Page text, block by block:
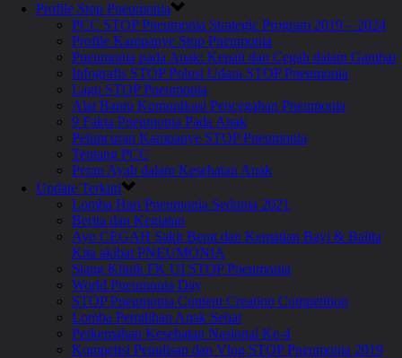
Profile Stop Pneumonia
PCC STOP Pneumonia Strategic Program 2019 – 2024
Profile Kampanye Stop Pneumonia
Pneumonia pada Anak: Kenali dan Cegah dalam Gambar
Infografis STOP Polusi Udara STOP Pneumonia
Lagu STOP Pneumonia
Alat Bantu Komunikasi Pencegahan Pneumonia
9 Fakta Pneumonia Pada Anak
Peluncuran Kampanye STOP Pneumonia
Tentang PCC
Peran Ayah dalam Kesehatan Anak
Update Terkini
Lomba Hari Pneumonia Sedunia 2021
Berita dan Kegiatan
Ayo CEGAH Sakit Berat dan Kematian Bayi & Balita
Kita akibat PNEUMONIA
Siang Klinik FK UI STOP Pneumonia
World Pneumonia Day
STOP Pneumonia Content Creation Competition
Lomba Pemilihan Anak Sehat
Perkemahan Kesehatan Nasional Ke-4
Kompetisi Penulisan dan Vlog STOP Pneumonia 2019